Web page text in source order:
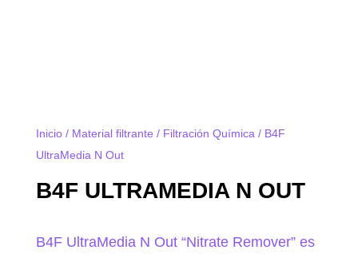
Inicio/ Material filtrante / Filtración Química / B4F
UltraMedia N Out
B4F ULTRAMEDIA N OUT
B4F UltraMedia N Out “Nitrate Remover” es